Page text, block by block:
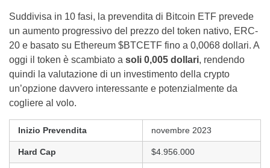
Suddivisa in 10 fasi, la prevendita di Bitcoin ETF prevede
un aumento progressivo del prezzo del token nativo, ERC-
20 e basato su Ethereum $BTCETF fino a 0,0068 dollari. A
oggi il token è scambiato a soli 0,005 dollari, rendendo
quindi la valutazione di un investimento della crypto
un’opzione davvero interessante e potenzialmente da
cogliere al volo.
Inizio Prevendita novembre 2023
Hard Cap $4.956.000